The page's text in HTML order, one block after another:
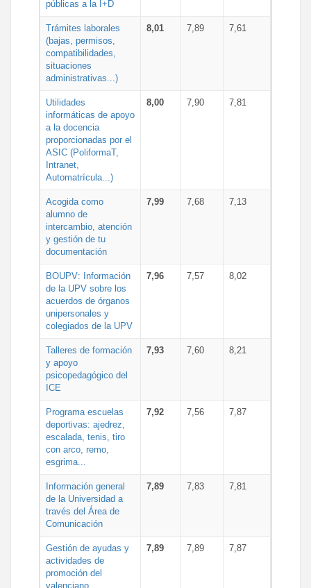
públicas a la I+D
Trámites laborales
(bajas, permisos,
compatibilidades,
situaciones
administrativas...)
8,01 7,89 7,61
Utilidades
informáticas de apoyo
a la docencia
proporcionadas por el
ASIC (PoliformaT,
Intranet,
Automatrícula...)
8,00 7,90 7,81
Acogida como
alumno de
intercambio, atención
y gestión de tu
documentación
7,99 7,68 7,13
BOUPV: Información
de la UPV sobre los
acuerdos de órganos
unipersonales y
colegiados de la UPV
7,96 7,57 8,02
Talleres de formación
y apoyo
psicopedagógico del
ICE
7,93 7,60 8,21
Programa escuelas
deportivas: ajedrez,
escalada, tenis, tiro
con arco, remo,
esgrima...
7,92 7,56 7,87
Información general
de la Universidad a
través del Área de
Comunicación
7,89 7,83 7,81
Gestión de ayudas y
actividades de
promoción del
valenciano
7,89 7,89 7,87